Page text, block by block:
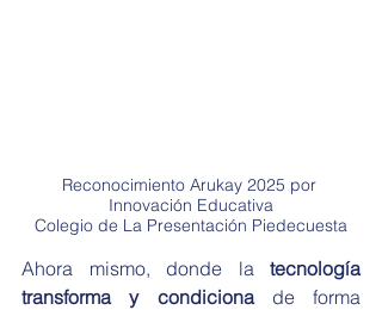
Reconocimiento Arukay 2025 por
Innovación Educativa
Colegio de La Presentación Piedecuesta
Ahora mismo, donde la tecnología
transforma y condiciona de forma